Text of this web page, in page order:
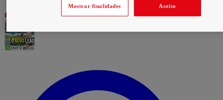
Mostrar finalidades Aceito